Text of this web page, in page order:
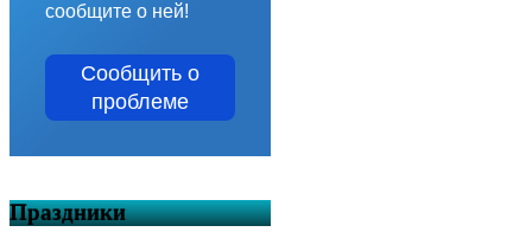
сообщите о ней!
Сообщить о
проблеме
Праздники